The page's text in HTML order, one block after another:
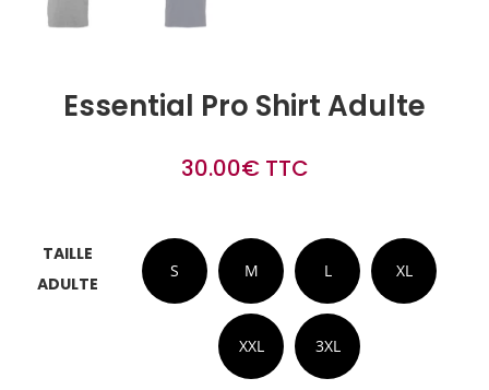
Essential Pro Shirt Adulte
30.00€ TTC
TAILLE
ADULTE
S M L XL
XXL 3XL